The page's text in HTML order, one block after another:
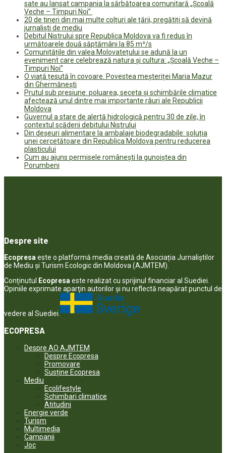
sate au lansat campania la sărbătoarea comunitară „Școală
Veche – Timpuri Noi”
20 de tineri din mai multe colțuri ale țării, pregătiți să devină
jurnaliști de mediu
Debitul Nistrului spre Republica Moldova va fi redus în
următoarele două săptămâni la 85 m³/s
Comunitățile din valea Molovatețului se adună la un
eveniment care celebrează natura și cultura: „Școală Veche –
Timpuri Noi”
O viață țesută în covoare. Povestea meșteriței Maria Mazur
din Ghermănești
Prutul sub presiune: poluarea, seceta și schimbările climatice
afectează unul dintre mai importante râuri ale Republicii
Moldova
Guvernul a stare de alertă hidrologică pentru 30 de zile, în
contextul scăderii debitului Nistrului
Din deșeuri alimentare la ambalaje biodegradabile: soluția
unei cercetătoare din Republica Moldova pentru reducerea
plasticului
Cum au ajuns permisele românești la gunoiștea din
Porumbeni
Despre site
Ecopresa este o platformă media creată de Asociația Jurnaliștilor
de Mediu și Turism Ecologic din Moldova (AJMTEM).
Conținutul
Ecopresa este realizat cu sprijinul financiar al Suediei.
Opiniile exprimate aparţin autorilor şi nu reflectă neapărat punctul de
vedere al Suediei.
ECOPRESA
Despre AO AJMTEM
Despre Ecopresa
Promovare
Susține Ecopresa
Mediu
Ecolifestyle
Schimbari climatice
Atitudini
Energie verde
Turism
Multimedia
Campanii
Joc